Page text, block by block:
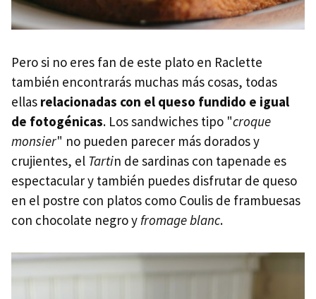
Pero si no eres fan de este plato en Raclette
también encontrarás muchas más cosas, todas
ellas relacionadas con el queso fundido e igual
de fotogénicas. Los sandwiches tipo "croque
monsier" no pueden parecer más dorados y
crujientes, el Tartin de sardinas con tapenade es
espectacular y también puedes disfrutar de queso
en el postre con platos como Coulis de frambuesas
con chocolate negro y fromage blanc.